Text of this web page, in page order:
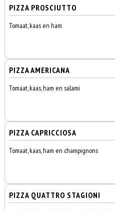
PIZZA PROSCIUTTO
Tomaat, kaas en ham
PIZZA AMERICANA
Tomaat, kaas, ham en salami
PIZZA CAPRICCIOSA
Tomaat, kaas, ham en champignons
PIZZA QUATTRO STAGIONI